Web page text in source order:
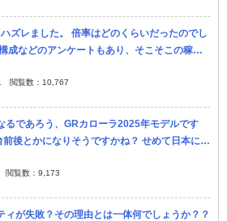
ズレました。 倍率はどのくらいだったのでし
成などのアンケートもあり、そこそこの稼ぎ
。 悔しいです。 もう買いません！ 当たった
閲覧数： 10,767
るであろう、GRカローラ2025年モデルです
後とかになりそうですかね？ せめて日本に2
割り当ててくれればいいのですが………。 噂
閲覧数： 9,173
ィが失敗？その理由とは一体何でしょうか？？